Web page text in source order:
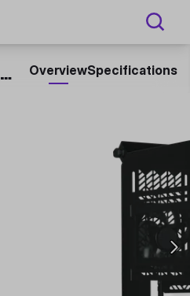
QUBE 500 FLATPACK BLACK & WHITE EDITION OverviewSpecifications